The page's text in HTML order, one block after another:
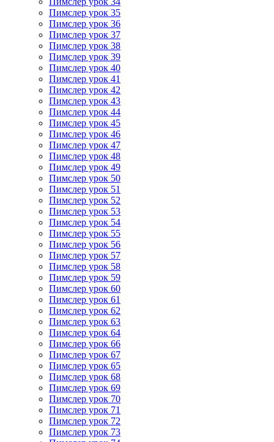
Пимслер урок 35
Пимслер урок 36
Пимслер урок 37
Пимслер урок 38
Пимслер урок 39
Пимслер урок 40
Пимслер урок 41
Пимслер урок 42
Пимслер урок 43
Пимслер урок 44
Пимслер урок 45
Пимслер урок 46
Пимслер урок 47
Пимслер урок 48
Пимслер урок 49
Пимслер урок 50
Пимслер урок 51
Пимслер урок 52
Пимслер урок 53
Пимслер урок 54
Пимслер урок 55
Пимслер урок 56
Пимслер урок 57
Пимслер урок 58
Пимслер урок 59
Пимслер урок 60
Пимслер урок 61
Пимслер урок 62
Пимслер урок 63
Пимслер урок 64
Пимслер урок 66
Пимслер урок 67
Пимслер урок 65
Пимслер урок 68
Пимслер урок 69
Пимслер урок 70
Пимслер урок 71
Пимслер урок 72
Пимслер урок 73